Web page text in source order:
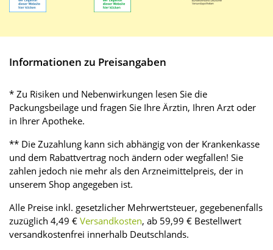
Informationen zu Preisangaben
* Zu Risiken und Nebenwirkungen lesen Sie die
Packungsbeilage und fragen Sie Ihre Ärztin, Ihren Arzt oder
in Ihrer Apotheke.
** Die Zuzahlung kann sich abhängig von der Krankenkasse
und dem Rabattvertrag noch ändern oder wegfallen! Sie
zahlen jedoch nie mehr als den Arzneimittelpreis, der in
unserem Shop angegeben ist.
Alle Preise inkl. gesetzlicher Mehrwertsteuer, gegebenenfalls
zuzüglich 4,49 € Versandkosten, ab 59,99 € Bestellwert
versandkostenfrei innerhalb Deutschlands.